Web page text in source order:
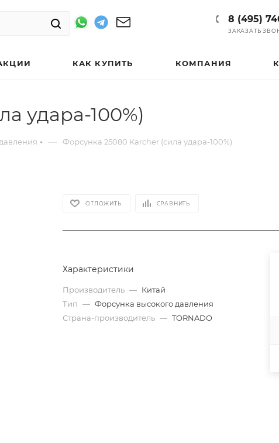
8 (495)
ЗАКАЗАТЬ
КАК КУПИТЬ КОМПАНИЯ
удара-100%)
— Форсунка 25080 Karcher (сила удара-100%)
ОТЛОЖИТЬ СРАВНИТЬ
Характеристики
Производитель — Китай
Тип — Форсунка высокого давления
Страна-производитель — TORNADO